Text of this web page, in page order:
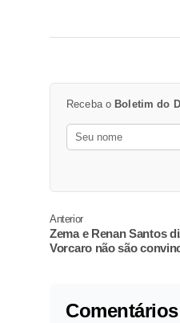
Receba o Boletim do
Anterior
Zema e Renan Santos
Vorcaro não são